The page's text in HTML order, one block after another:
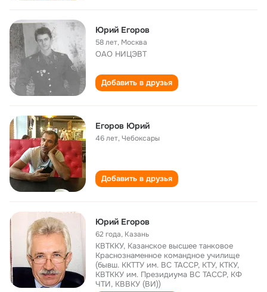
Юрий Егоров
58 лет, Москва
ОАО НИЦЭВТ
Добавить в друзья
Егоров Юрий
46 лет,Чебоксары
Добавить в друзья
Юрий Егоров
62 года, Казань
КВТККУ, Казанское высшее танковое
Краснознаменное командное училище
(бывш. ККТТУ им. ВС ТАССР, КТУ, КТКУ,
КВТККУ им. Президиума ВС ТАССР, КФ
ЧТИ, КВВКУ (ВИ))